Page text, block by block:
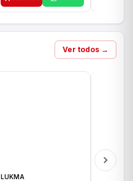
Ver todos →
LUKMA